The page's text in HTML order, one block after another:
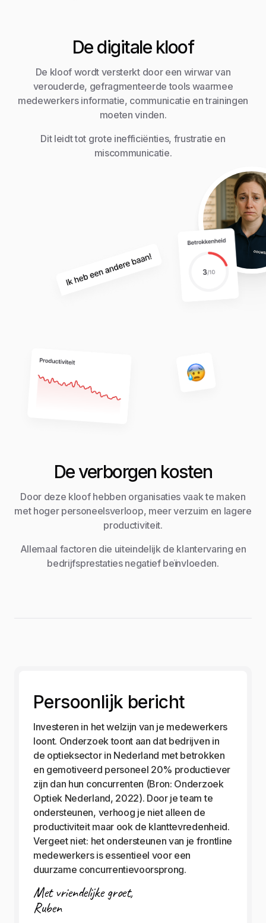
De digitale kloof
De kloof wordt versterkt door een wirwar van
verouderde, gefragmenteerde tools waarmee
medewerkers informatie, communicatie en trainingen
moeten vinden.
Dit leidt tot grote inefficiënties, frustratie en
miscommunicatie.
De verborgen kosten
Door deze kloof hebben organisaties vaak te maken
met hoger personeelsverloop, meer verzuim en lagere
productiviteit.
Allemaal factoren die uiteindelijk de klantervaring en
bedrijfsprestaties negatief beïnvloeden.
Persoonlijk bericht
Investeren in het welzijn van je medewerkers
loont. Onderzoek toont aan dat bedrijven in
de optieksector in Nederland met betrokken
en gemotiveerd personeel 20% productiever
zijn dan hun concurrenten (Bron: Onderzoek
Optiek Nederland, 2022). Door je team te
ondersteunen, verhoog je niet alleen de
productiviteit maar ook de klanttevredenheid.
Vergeet niet: het ondersteunen van je frontline
medewerkers is essentieel voor een
duurzame concurrentievoorsprong.
Met vriendelijke groet,
Ruben